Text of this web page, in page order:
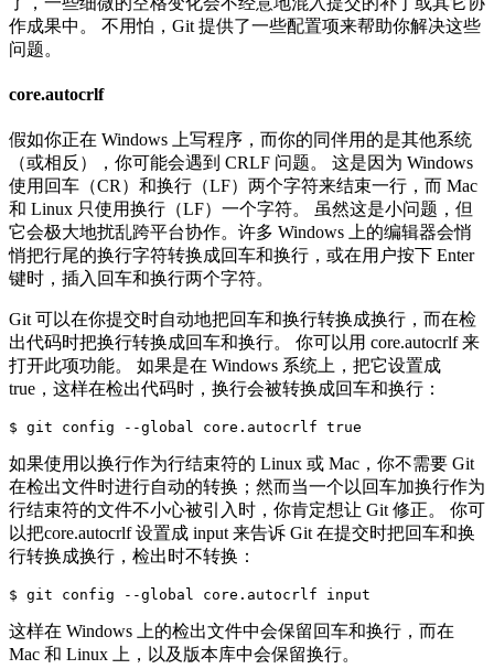
作成果中。 不用怕，Git 提供了一些配置项来帮助你解决这些
问题。
core.autocrlf
假如你正在 Windows 上写程序，而你的同伴用的是其他系统
（或相反），你可能会遇到 CRLF 问题。 这是因为 Windows
使用回车（CR）和换行（LF）两个字符来结束一行，而 Mac
和 Linux 只使用换行（LF）一个字符。 虽然这是小问题，但
它会极大地扰乱跨平台协作。许多 Windows 上的编辑器会悄
悄把行尾的换行字符转换成回车和换行，或在用户按下 Enter
键时，插入回车和换行两个字符。
Git 可以在你提交时自动地把回车和换行转换成换行，而在检
出代码时把换行转换成回车和换行。 你可以用 core.autocrlf 来
打开此项功能。 如果是在 Windows 系统上，把它设置成
true，这样在检出代码时，换行会被转换成回车和换行：
如果使用以换行作为行结束符的 Linux 或 Mac，你不需要 Git
在检出文件时进行自动的转换；然而当一个以回车加换行作为
行结束符的文件不小心被引入时，你肯定想让 Git 修正。 你可
以把core.autocrlf 设置成 input 来告诉 Git 在提交时把回车和换
行转换成换行，检出时不转换：
这样在 Windows 上的检出文件中会保留回车和换行，而在
Mac 和 Linux 上，以及版本库中会保留换行。